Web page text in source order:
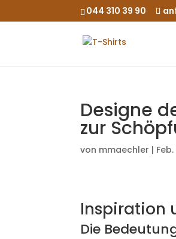
044 310 39 90
Designe
zur
von mmaechler |
Inspiration
Die